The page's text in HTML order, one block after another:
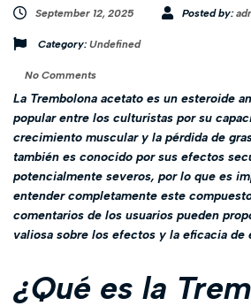
September 12, 2025 Posted by:
Category:Undefined
No Comments
La Trembolona acetato es un esteroide
popular entre los culturistas por su
crecimiento muscular y la pérdida de
también es conocido por sus efectos
potencialmente severos, por lo que es
entender completamente este
comentarios de los usuarios pueden
valiosa sobre los efectos y la eficacia de
¿Qué es la